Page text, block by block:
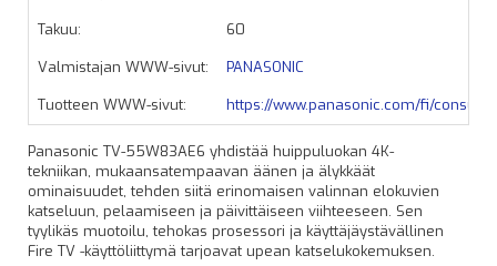
Takuu:
60
Valmistajan WWW-sivut:
PANASONIC
Tuotteen WWW-sivut:
https://www.panasonic.com/fi/
Panasonic TV-55W83AE6 yhdistää huippuluokan 4K-
tekniikan, mukaansatempaavan äänen ja älykkäät
ominaisuudet, tehden siitä erinomaisen valinnan elokuvien
katseluun, pelaamiseen ja päivittäiseen viihteeseen. Sen
tyylikäs muotoilu, tehokas prosessori ja käyttäjäystävällinen
Fire TV -käyttöliittymä tarjoavat upean katselukokemuksen.